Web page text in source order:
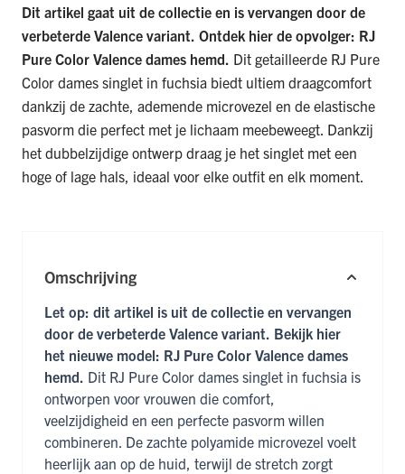
Dit artikel gaat uit de collectie en is vervangen door de
verbeterde Valence variant. Ontdek hier de opvolger: RJ
Pure Color Valence dames hemd. Dit getailleerde RJ Pure
Color dames singlet in fuchsia biedt ultiem draagcomfort
dankzij de zachte, ademende microvezel en de elastische
pasvorm die perfect met je lichaam meebeweegt. Dankzij
het dubbelzijdige ontwerp draag je het singlet met een
hoge of lage hals, ideaal voor elke outfit en elk moment.
Omschrijving
Let op: dit artikel is uit de collectie en vervangen
door de verbeterde Valence variant. Bekijk hier
het nieuwe model: RJ Pure Color Valence dames
hemd. Dit RJ Pure Color dames singlet in fuchsia is
ontworpen voor vrouwen die comfort,
veelzijdigheid en een perfecte pasvorm willen
combineren. De zachte polyamide microvezel voelt
heerlijk aan op de huid, terwijl de stretch zorgt